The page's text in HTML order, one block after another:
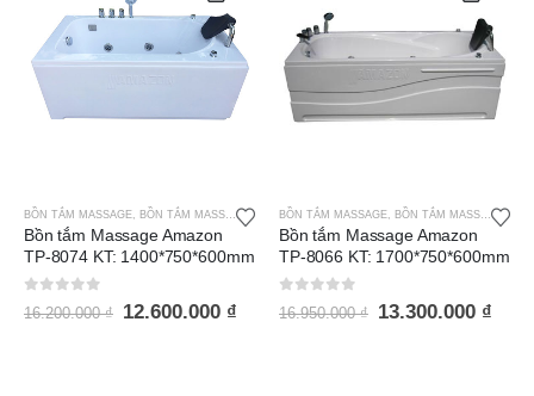
BỒN TẮM MASSAGE, BỒN TẮM MASSAGE AMAZON
Bồn tắm Massage Amazon
TP-8066 KT: 1700*750*600mm
16.950.000₫ 13.300.000 ₫
TP-8060 KT: 1810*900*600mm
0 out of 5
21.500.000